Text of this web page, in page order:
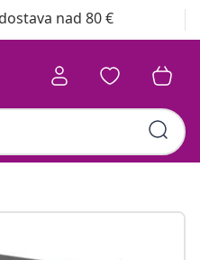
nad 80 €